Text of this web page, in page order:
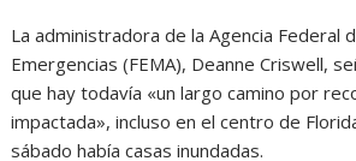
La administradora de la Agencia Federal
Emergencias (FEMA), Deanne Criswell,
que hay todavía «un largo camino por
impactada», incluso en el centro de
sábado había casas inundadas.